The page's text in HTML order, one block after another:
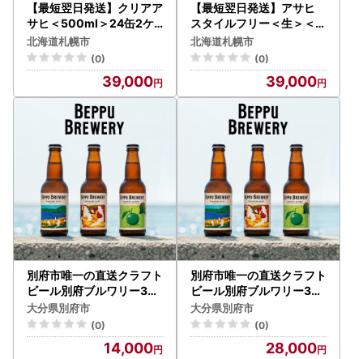
【最短翌日発送】クリアア
サヒ＜500ml＞24缶2ケ
ース 北海道工場製造
北海道札幌市
(0)
39,000
【最短翌日発送】アサヒ
スタイルフリー＜生＞＜5
00ml＞24缶 2ケース 北海
道工場製造 ビール アサヒ
ビール 缶ビール 発泡酒 糖
北海道札幌市
(0)
39,000
別府市唯一の直送クラフト
ビール別府ブルワリー3種
6本飲み比べギフトセット
A_B171-001
大分県別府市
(0)
14,000
別府市唯一の直送クラフト
ビール別府ブルワリー3種
12本飲み比べギフトセッ
ト_B171-005
大分県別府市
(0)
28,000